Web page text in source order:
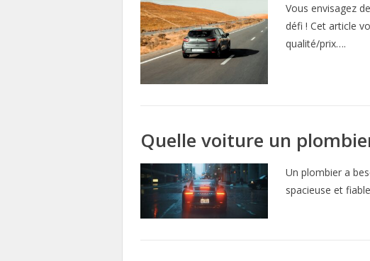
Vous envisagez
défi ! Cet article
qualité/prix….
Quelle voiture un
Un plombier a
spacieuse et